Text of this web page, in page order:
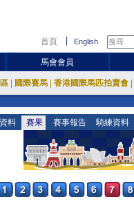
首頁 English
馬會會員
國際賽馬 香港國際馬匹拍賣會
料 賽果 賽事報告 騎練資料